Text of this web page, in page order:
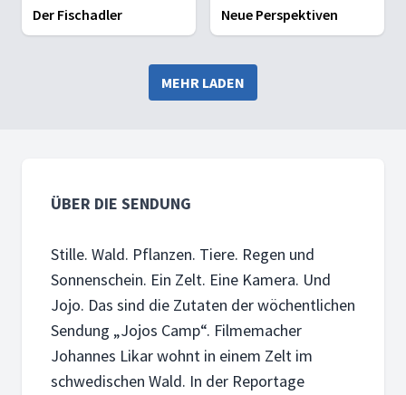
Der Fischadler Neue Perspektiven
MEHR LADEN
ÜBER DIE SENDUNG
Stille. Wald. Pflanzen. Tiere. Regen und
Sonnenschein. Ein Zelt. Eine Kamera. Und
Jojo. Das sind die Zutaten der wöchentlichen
Sendung „Jojos Camp“. Filmemacher
Johannes Likar wohnt in einem Zelt im
schwedischen Wald. In der Reportage